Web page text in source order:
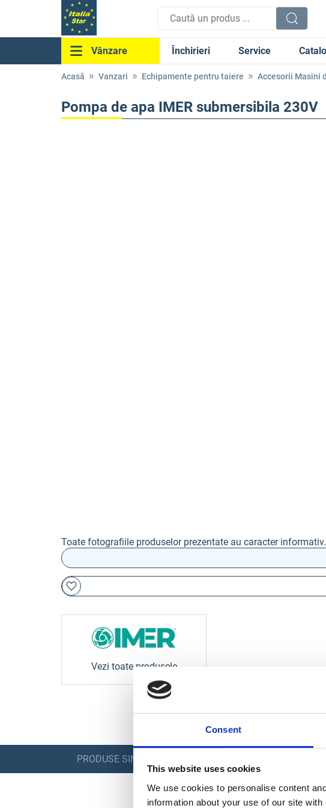
Consent
This website uses cookies
We use cookies to personalise content
information about your use of our site
Vânzare Închirieri Service
Acasă Vanzari Echipamente pentru taiere Accesorii Masini
Pompa de apa IMER submersibila 230V
Toate fotografiile produselor prezentate au caracter informativ.
Vezi toate produsele
PRODUSE SIMILARE